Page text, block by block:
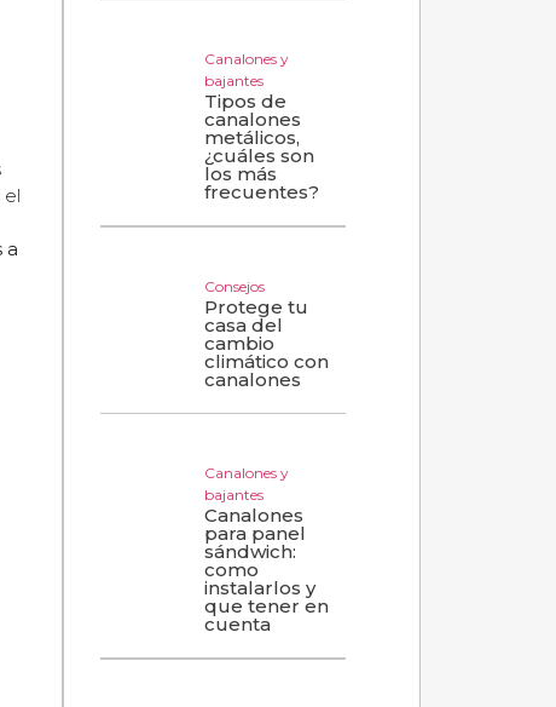
el
a
Canalones y
bajantes
Tipos de
canalones
metálicos,
¿cuáles son
los más
frecuentes?
Consejos
Protege tu
casa del
cambio
climático con
canalones
Canalones y
bajantes
Canalones
para panel
sándwich:
como
instalarlos y
que tener en
cuenta